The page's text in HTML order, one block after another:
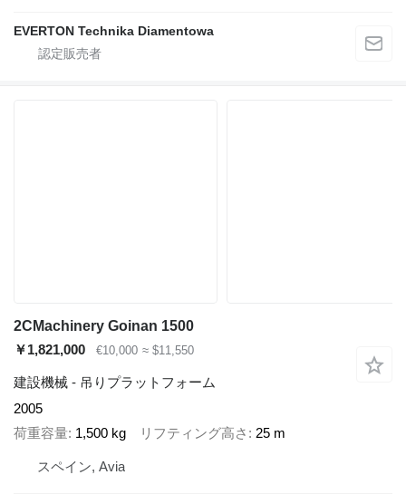
EVERTON Technika Diamentowa
2CMachinery Goinan 1500
￥1,821,000
€10,000 ≈ $11,550
建設機械 - 吊りプラットフォーム
2005
荷重容量 1,500 kg リフティング高さ 25 m
スペイン, Avia